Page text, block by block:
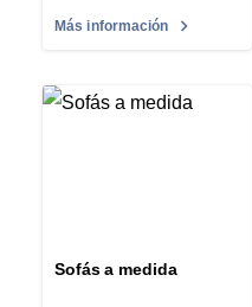
Más información
Sofás a medida